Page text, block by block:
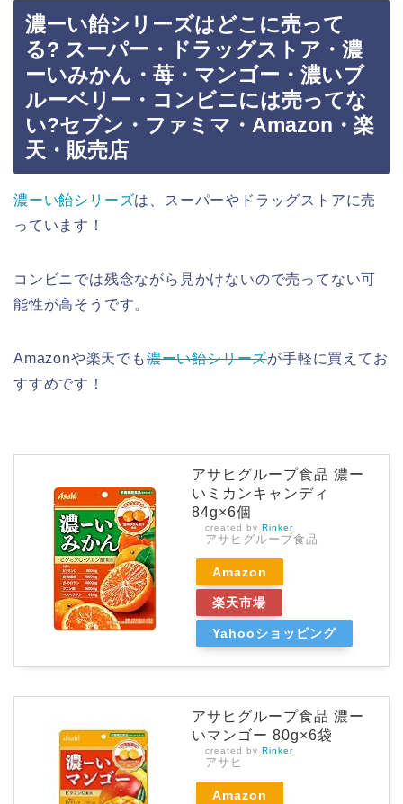
濃ーい飴シリーズはどこに売って
る? スーパー・ドラッグストア・濃
ーいみかん・苺・マンゴー・濃いブ
ルーベリー・コンビニには売ってな
い?セブン・ファミマ・Amazon・楽
天・販売店
濃ーい飴シリーズは、スーパーやドラッグストアに売
っています！
コンビニでは残念ながら見かけないので売ってない可
能性が高そうです。
Amazonや楽天でも濃ーい飴シリーズが手軽に買えてお
すすめです！
アサヒグループ食品 濃ー
いミカンキャンディ
84g×6個
created by Rinker
アサヒグループ食品
Amazon
楽天市場
Yahooショッピング
アサヒグループ食品 濃ー
いマンゴー 80g×6袋
created by Rinker
アサヒ
Amazon